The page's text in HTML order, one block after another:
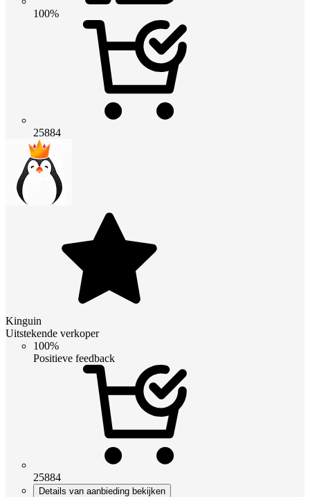
100%
25884
Kinguin
Uitstekende verkoper
100%
Positieve feedback
25884
Details van aanbieding bekijken